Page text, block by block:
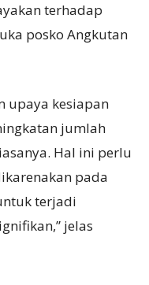
terhadap
posko Angkutan
upaya kesiapan
jumlah
Hal ini perlu
pada
terjadi
jelas